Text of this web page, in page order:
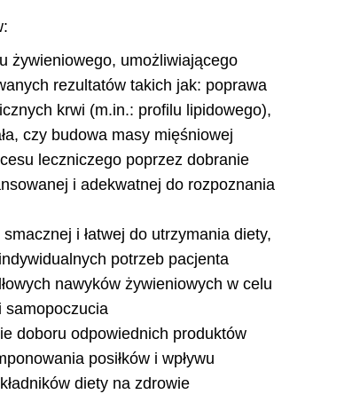
żywieniowego, umożliwiającego
rezultatów takich jak: poprawa
krwi (m.in.: profilu lipidowego),
czy budowa masy mięśniowej
leczniczego poprzez dobranie
i adekwatnej do rozpoznania
i łatwej do utrzymania diety,
potrzeb pacjenta
nawyków żywieniowych w celu
samopoczucia
doboru odpowiednich produktów
posiłków i wpływu
diety na zdrowie